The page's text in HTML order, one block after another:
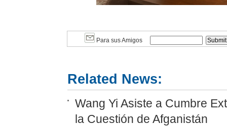
Para sus Amigos
Related News:
Wang Yi Asiste a Cumbre
la Cuestión de Afganistán